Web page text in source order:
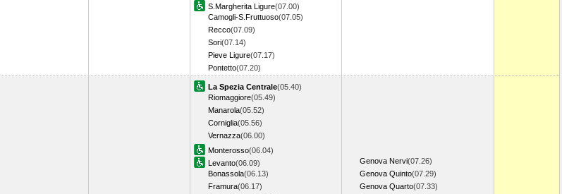
S.Margherita Ligure(07.00)
Camogli-S.Fruttuoso(07.05)
Recco(07.09)
Sori(07.14)
Pieve Ligure(07.17)
Pontetto(07.20)
La Spezia Centrale(05.40)
Riomaggiore(05.49)
Manarola(05.52)
Corniglia(05.56)
Vernazza(06.00)
Monterosso(06.04)
Levanto(06.09)
Bonassola(06.13)
Framura(06.17)
Genova Nervi(07.26)
Genova Quinto(07.29)
Genova Quarto(07.33)